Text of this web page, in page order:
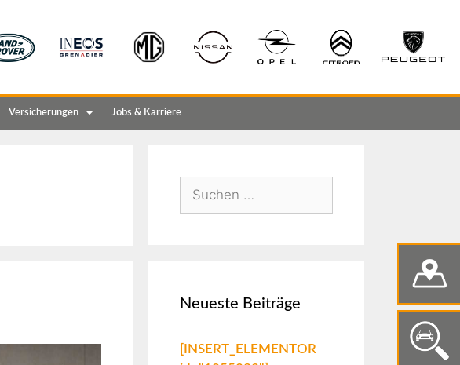
Versicherungen Jobs & Karriere
Neueste Beiträge
[INSERT_ELEMENTOR